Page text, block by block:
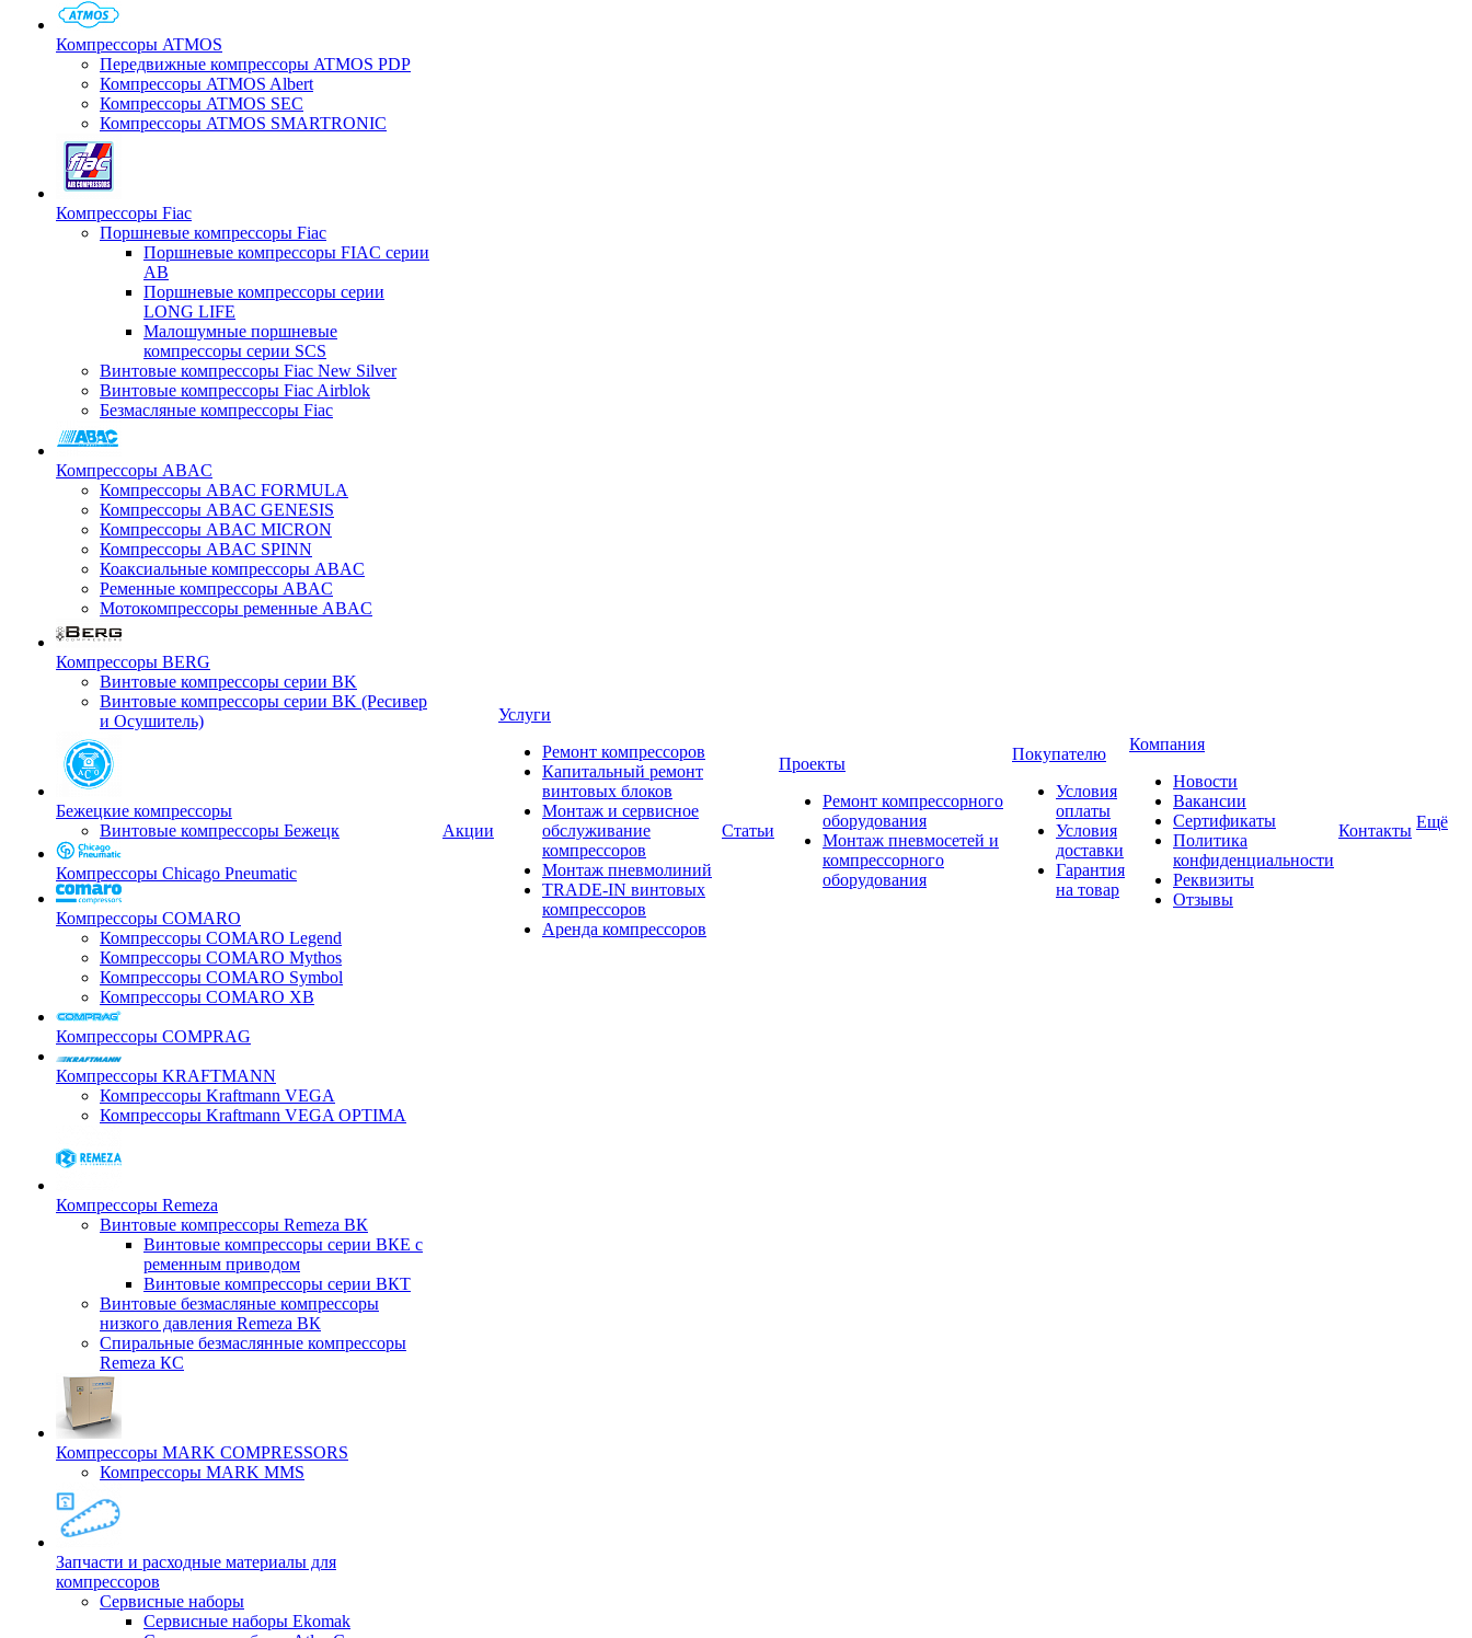
Компрессоры ATMOS
Передвижные компрессоры ATMOS PDP
Компрессоры ATMOS Albert
Компрессоры ATMOS SEC
Компрессоры ATMOS SMARTRONIC
Компрессоры Fiac
Поршневые компрессоры Fiac
Поршневые компрессоры FIAC серии
AB
Поршневые компрессоры серии
LONG LIFE
Малошумные поршневые
компрессоры серии SCS
Винтовые компрессоры Fiac New Silver
Винтовые компрессоры Fiac Airblok
Безмасляные компрессоры Fiac
Компрессоры ABAC
Компрессоры ABAC FORMULA
Компрессоры ABAC GENESIS
Компрессоры ABAC MICRON
Компрессоры ABAC SPINN
Коаксиальные компрессоры ABAC
Ременные компрессоры ABAC
Мотокомпрессоры ременные ABAC
Компрессоры BERG
Винтовые компрессоры серии BK
Винтовые компрессоры серии BK (Ресивер
и Осушитель)
Бежецкие компрессоры
Винтовые компрессоры Бежецк
Компрессоры Chicago Pneumatic
Компрессоры COMARO
Компрессоры COMARO Legend
Компрессоры COMARO Mythos
Компрессоры COMARO Symbol
Компрессоры COMARO XB
Компрессоры COMPRAG
Компрессоры KRAFTMANN
Компрессоры Kraftmann VEGA
Компрессоры Kraftmann VEGA OPTIMA
Компрессоры Remeza
Винтовые компрессоры Remeza ВК
Винтовые компрессоры серии ВКЕ с
ременным приводом
Винтовые компрессоры серии ВКТ
Винтовые безмасляные компрессоры
низкого давления Remeza ВК
Спиральные безмаслянные компрессоры
Remeza КС
Компрессоры MARK COMPRESSORS
Компрессоры MARK MMS
Запчасти и расходные материалы для
компрессоров
Cервисные наборы
Сервисные наборы Ekomak
Акции
Услуги
Ремонт компрессоров
Капитальный ремонт
винтовых блоков
Монтаж и сервисное
обслуживание
компрессоров
Монтаж пневмолиний
TRADE-IN винтовых
компрессоров
Аренда компрессоров
Статьи
Проекты
Ремонт компрессорного
оборудования
Монтаж пневмосетей и
компрессорного
оборудования
Покупателю
Условия
оплаты
Условия
доставки
Гарантия
на товар
Компания
Новости
Вакансии
Сертификаты
Политика
конфиденциальности
Реквизиты
Отзывы
Контакты Ещё